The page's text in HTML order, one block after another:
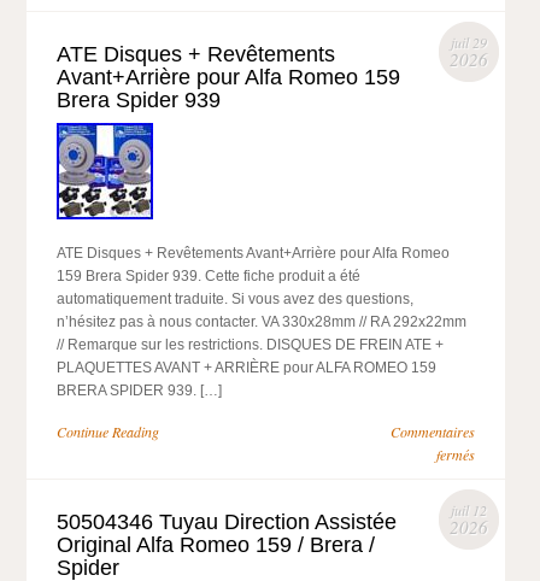
juil 29
2026
ATE Disques + Revêtements
Avant+Arrière pour Alfa Romeo 159
Brera Spider 939
ATE Disques + Revêtements Avant+Arrière pour Alfa Romeo
159 Brera Spider 939. Cette fiche produit a été
automatiquement traduite. Si vous avez des questions,
n’hésitez pas à nous contacter. VA 330x28mm // RA 292x22mm
// Remarque sur les restrictions. DISQUES DE FREIN ATE +
PLAQUETTES AVANT + ARRIÈRE pour ALFA ROMEO 159
BRERA SPIDER 939. […]
Continue Reading
Commentaires
fermés
juil 12
2026
50504346 Tuyau Direction Assistée
Original Alfa Romeo 159 / Brera /
Spider